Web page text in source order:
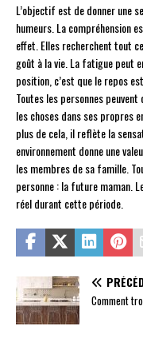
L’objectif est de donner une
humeurs. La compréhension
effet. Elles recherchent tout
goût à la vie. La fatigue peut
position, c’est que le repos
Toutes les personnes
les choses dans ses propres
plus de cela, il reflète la
environnement donne une
les membres de sa famille.
personne : la future maman.
réel durant cette période.
Comment